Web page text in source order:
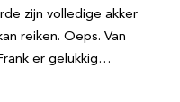
zijn volledige akker
reiken. Oeps. Van
er gelukkig…